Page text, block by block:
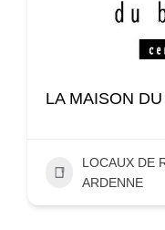
LA MAISON
LOCAUX DE
ARDENNE